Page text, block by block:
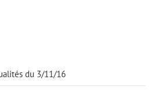
du 3/11/16